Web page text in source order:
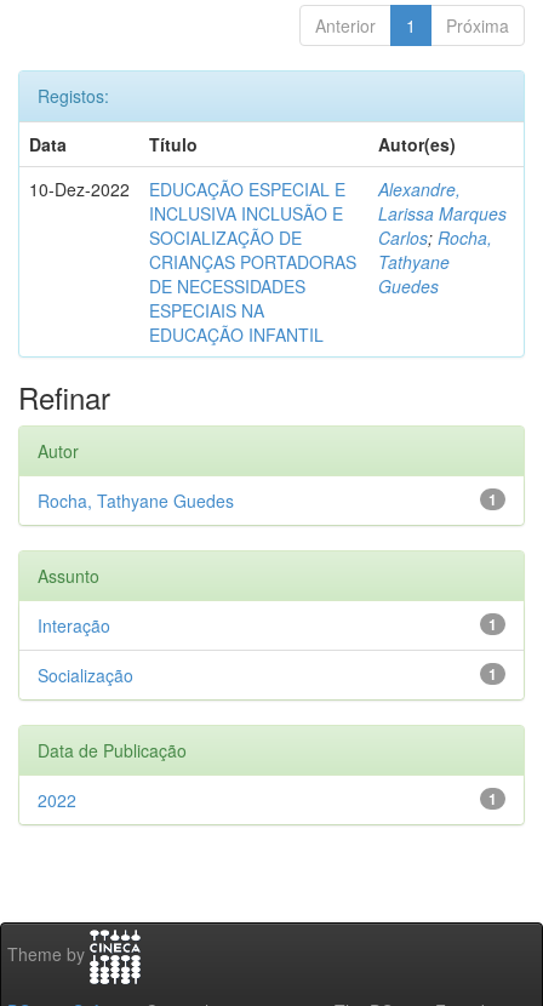
Anterior 1 Próxima
Registos:
Data
Título
Autor(es)
10-Dez-2022
EDUCAÇÃO ESPECIAL E
INCLUSIVA INCLUSÃO E
SOCIALIZAÇÃO DE
CRIANÇAS PORTADORAS
DE NECESSIDADES
ESPECIAIS NA
EDUCAÇÃO INFANTIL
Alexandre,
Larissa Marques
Carlos; Rocha,
Tathyane
Guedes
Refinar
Autor
1
Rocha, Tathyane Guedes
Assunto
1
Interação
1
Socialização
Data de Publicação
1
2022
Theme by